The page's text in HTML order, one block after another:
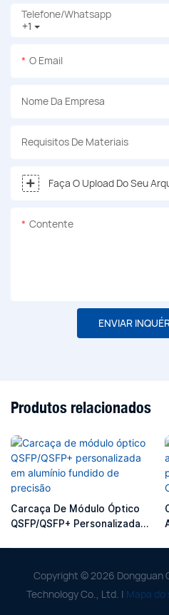
+1
Telefone/whatsapp
O Email
Nome Da Empresa
Requisitos De Materiais
Faça O Upload Do Seu
Contente
ENVIAR
Produtos relacionados
Carcaça De Módulo Óptico
QSFP/QSFP+ Personalizada
Copyright © 2026 Dongguan
Technology Co., Ltd. | Mapa do